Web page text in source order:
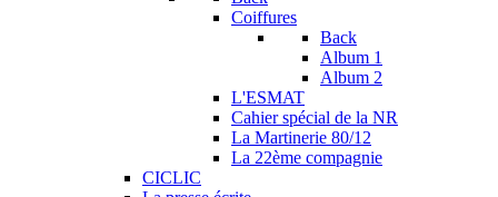
Coiffures
Back
Album 1
Album 2
L'ESMAT
Cahier spécial de la NR
La Martinerie 80/12
La 22ème compagnie
CICLIC